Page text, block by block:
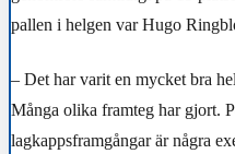
pallen i helgen var Hugo
– Det har varit en mycket bra
Många olika framteg har gjort.
lagkappsframgångar är några